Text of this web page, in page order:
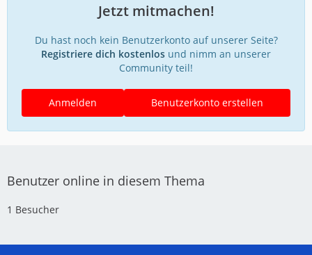
Jetzt mitmachen!
Du hast noch kein Benutzerkonto auf unserer Seite?
Registriere dich kostenlos und nimm an unserer
Community teil!
Benutzerkonto erstellen
Anmelden
Benutzer online in diesem Thema
1 Besucher